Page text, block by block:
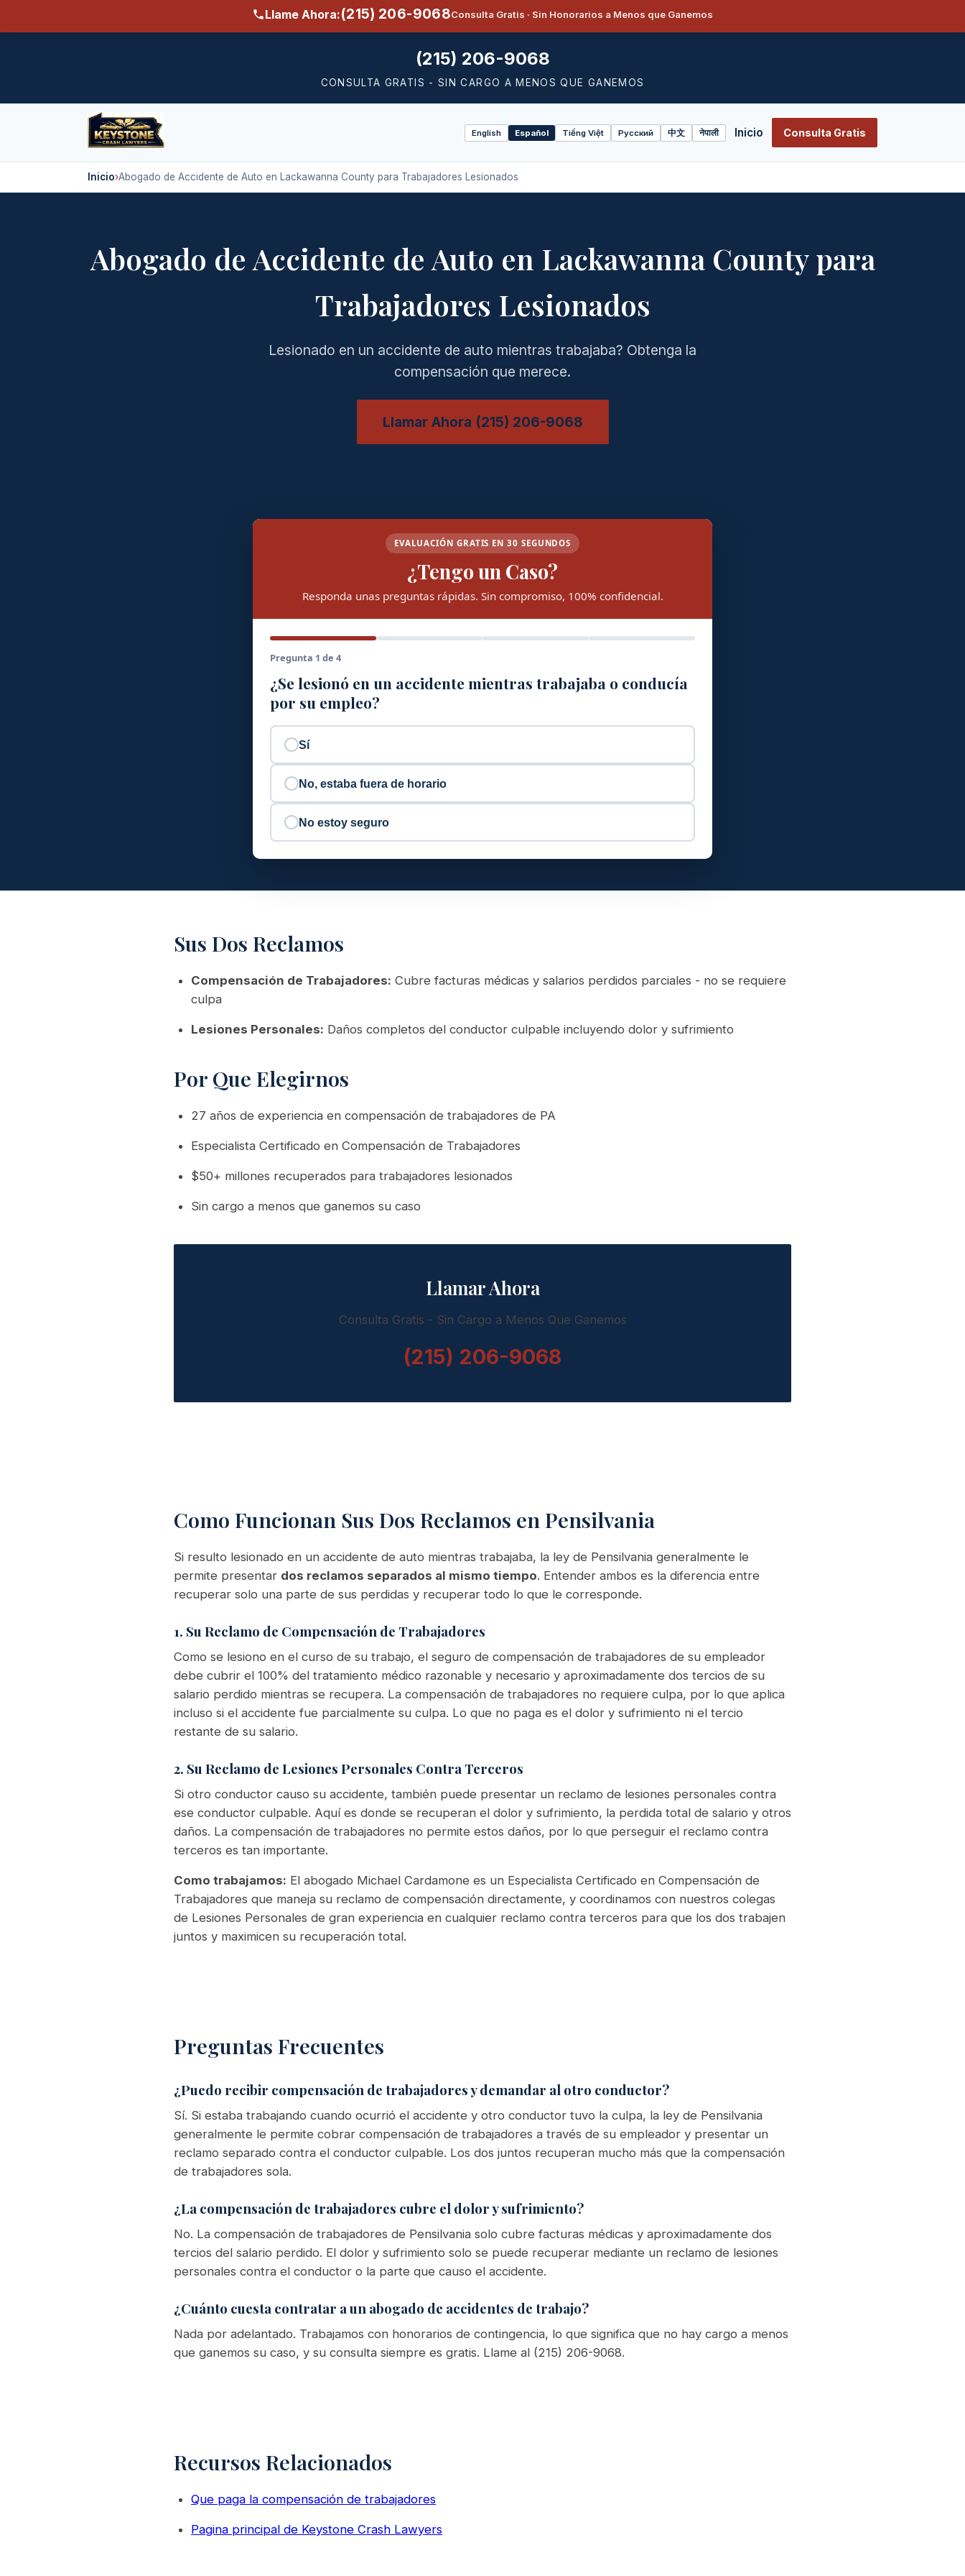
Llame Ahora:(215) 206-9068Consulta Gratis · Sin Honorarios a Menos que Ganemos
(215) 206-9068
CONSULTA GRATIS - SIN CARGO A MENOS QUE GANEMOS
Select
language
English Español Tiếng Việt Русский 中文 नेपाली Inicio Consulta Gratis
Inicio›Abogado de Accidente de Auto en Lackawanna County para Trabajadores Lesionados
Abogado de Accidente de Auto en Lackawanna County para
Trabajadores Lesionados
Lesionado en un accidente de auto mientras trabajaba? Obtenga la
compensación que merece.
Llamar Ahora (215) 206-9068
EVALUACIÓN GRATIS EN 30 SEGUNDOS
¿Tengo un Caso?
Responda unas preguntas rápidas. Sin compromiso, 100% confidencial.
Pregunta 1 de 4
¿Se lesionó en un accidente mientras trabajaba o conducía
por su empleo?
Sí
No, estaba fuera de horario
No estoy seguro
Sus Dos Reclamos
Compensación de Trabajadores: Cubre facturas médicas y salarios perdidos parciales - no se requiere
culpa
Lesiones Personales: Daños completos del conductor culpable incluyendo dolor y sufrimiento
Por Que Elegirnos
27 años de experiencia en compensación de trabajadores de PA
Especialista Certificado en Compensación de Trabajadores
$50+ millones recuperados para trabajadores lesionados
Sin cargo a menos que ganemos su caso
Llamar Ahora
Consulta Gratis - Sin Cargo a Menos Que Ganemos
(215) 206-9068
Como Funcionan Sus Dos Reclamos en Pensilvania
Si resulto lesionado en un accidente de auto mientras trabajaba, la ley de Pensilvania generalmente le
permite presentar dos reclamos separados al mismo tiempo. Entender ambos es la diferencia entre
recuperar solo una parte de sus perdidas y recuperar todo lo que le corresponde.
1. Su Reclamo de Compensación de Trabajadores
Como se lesiono en el curso de su trabajo, el seguro de compensación de trabajadores de su empleador
debe cubrir el 100% del tratamiento médico razonable y necesario y aproximadamente dos tercios de su
salario perdido mientras se recupera. La compensación de trabajadores no requiere culpa, por lo que aplica
incluso si el accidente fue parcialmente su culpa. Lo que no paga es el dolor y sufrimiento ni el tercio
restante de su salario.
2. Su Reclamo de Lesiones Personales Contra Terceros
Si otro conductor causo su accidente, también puede presentar un reclamo de lesiones personales contra
ese conductor culpable. Aquí es donde se recuperan el dolor y sufrimiento, la perdida total de salario y otros
daños. La compensación de trabajadores no permite estos daños, por lo que perseguir el reclamo contra
terceros es tan importante.
Como trabajamos: El abogado Michael Cardamone es un Especialista Certificado en Compensación de
Trabajadores que maneja su reclamo de compensación directamente, y coordinamos con nuestros colegas
de Lesiones Personales de gran experiencia en cualquier reclamo contra terceros para que los dos trabajen
juntos y maximicen su recuperación total.
Preguntas Frecuentes
¿Puedo recibir compensación de trabajadores y demandar al otro conductor?
Sí. Si estaba trabajando cuando ocurrió el accidente y otro conductor tuvo la culpa, la ley de Pensilvania
generalmente le permite cobrar compensación de trabajadores a través de su empleador y presentar un
reclamo separado contra el conductor culpable. Los dos juntos recuperan mucho más que la compensación
de trabajadores sola.
¿La compensación de trabajadores cubre el dolor y sufrimiento?
No. La compensación de trabajadores de Pensilvania solo cubre facturas médicas y aproximadamente dos
tercios del salario perdido. El dolor y sufrimiento solo se puede recuperar mediante un reclamo de lesiones
personales contra el conductor o la parte que causo el accidente.
¿Cuánto cuesta contratar a un abogado de accidentes de trabajo?
Nada por adelantado. Trabajamos con honorarios de contingencia, lo que significa que no hay cargo a menos
que ganemos su caso, y su consulta siempre es gratis. Llame al (215) 206-9068.
Recursos Relacionados
Que paga la compensación de trabajadores
Pagina principal de Keystone Crash Lawyers